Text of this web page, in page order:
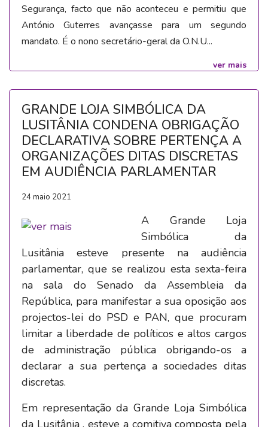
Segurança, facto que não aconteceu e permitiu que
António Guterres avançasse para um segundo
mandato. É o nono secretário-geral da O.N.U...
ver mais
GRANDE LOJA SIMBÓLICA DA
LUSITÂNIA CONDENA OBRIGAÇÃO
DECLARATIVA SOBRE PERTENÇA A
ORGANIZAÇÕES DITAS DISCRETAS
EM AUDIÊNCIA PARLAMENTAR
24 maio 2021
A Grande Loja
Simbólica da
Lusitânia esteve presente na audiência
parlamentar, que se realizou esta sexta-feira
na sala do Senado da Assembleia da
República, para manifestar a sua oposição aos
projectos-lei do PSD e PAN, que procuram
limitar a liberdade de políticos e altos cargos
de administração pública obrigando-os a
declarar a sua pertença a sociedades ditas
discretas.
Em representação da Grande Loja Simbólica
da Lusitânia , esteve a comitiva composta pela